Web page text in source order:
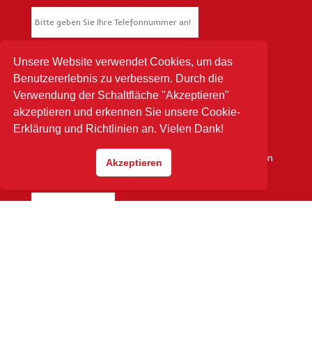
ANFRAGE
Die Abstimmung eines Termins ist bei unserer Firma
Angaben uns bekanntzugeben, damit unsere Kollegen
sich mit Ihnen in Verbindung setzen können.
Unsere Website verwendet Cookies, um das
Benutzererlebnis zu verbessern. Durch die
Verwendung der Schaltfläche "Akzeptieren"
akzeptieren und erkennen Sie unsere Cookie-
Erklärung und Richtlinien an. Vielen Dank!
Akzeptieren